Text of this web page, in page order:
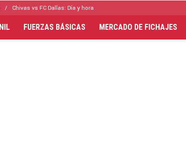
Chivas vs FC Dallas: Día y hora
FUERZAS BÁSICAS MERCADO DE FICHAJES